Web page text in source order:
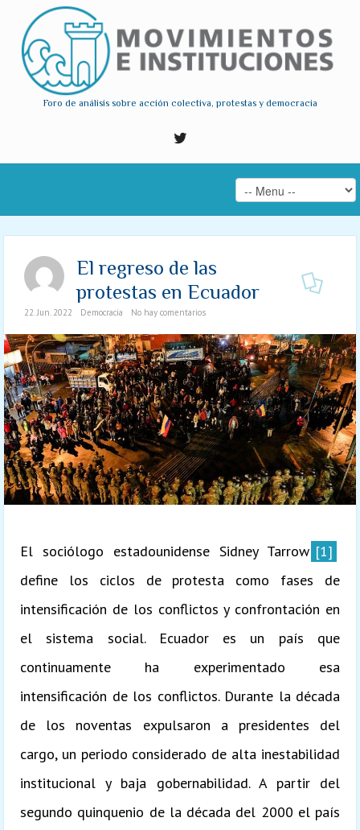
Foro de análisis sobre acción colectiva, protestas y democracia
El regreso de las
protestas en Ecuador
22. Jun. 2022 Democracia No hay comentarios
El sociólogo estadounidense Sidney Tarrow [1]
define los ciclos de protesta como fases de
intensificación de los conflictos y confrontación en
el sistema social. Ecuador es un país que
continuamente ha experimentado esa
intensificación de los conflictos. Durante la década
de los noventas expulsaron a presidentes del
cargo, un periodo considerado de alta inestabilidad
institucional y baja gobernabilidad. A partir del
segundo quinquenio de la década del 2000 el país